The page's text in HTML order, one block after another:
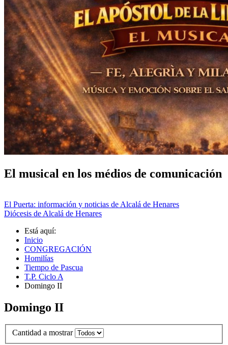
El musical en los médios de comunicación
El Puerta: información y noticias de Alcalá de Henares
Diócesis de Alcalá de Henares
Está aquí:
Inicio
CONGREGACIÓN
Homilías
Tiempo de Pascua
T.P. Ciclo A
Domingo II
Domingo II
Cantidad a mostrar